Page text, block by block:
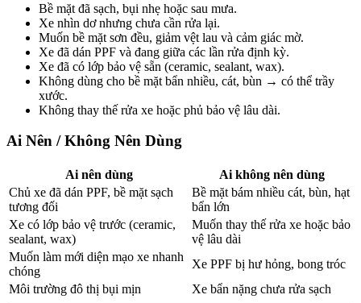
Bề mặt đã sạch, bụi nhẹ hoặc sau mưa.
Xe nhìn dơ nhưng chưa cần rửa lại.
Muốn bề mặt sơn đều, giảm vệt lau và cảm giác mờ.
Xe đã dán PPF và đang giữa các lần rửa định kỳ.
Xe đã có lớp bảo vệ sẵn (ceramic, sealant, wax).
Không dùng cho bề mặt bẩn nhiều, cát, bùn → có thể trầy
xước.
Không thay thế rửa xe hoặc phủ bảo vệ lâu dài.
Ai Nên / Không Nên Dùng
Ai nên dùng
Ai không nên dùng
Chủ xe đã dán PPF, bề mặt sạch
tương đối
Bề mặt bám nhiều cát, bùn, hạt
bẩn lớn
Xe có lớp bảo vệ trước (ceramic,
sealant, wax)
Muốn thay thế rửa xe hoặc bảo
vệ lâu dài
Muốn làm mới diện mạo xe nhanh
chóng
Xe PPF bị hư hỏng, bong tróc
Môi trường đô thị bụi mịn
Xe bẩn nặng chưa rửa sạch